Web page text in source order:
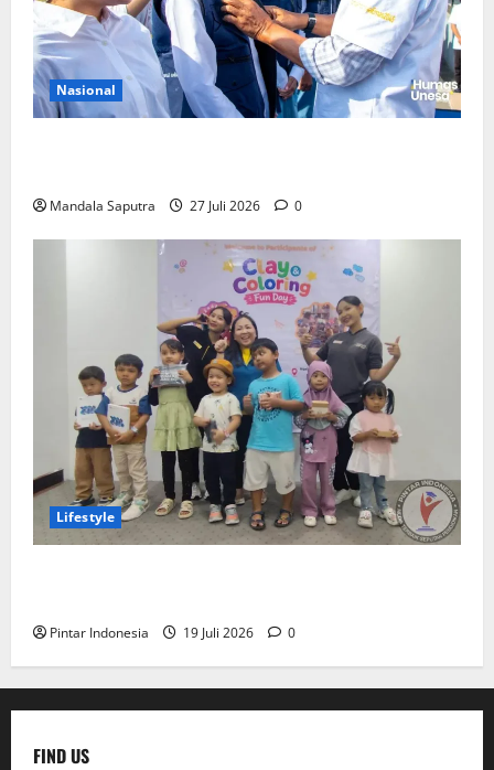
Nasional
Mandala Saputra 27 Juli 2026 0
Lifestyle
Pintar Indonesia 19 Juli 2026 0
FIND US